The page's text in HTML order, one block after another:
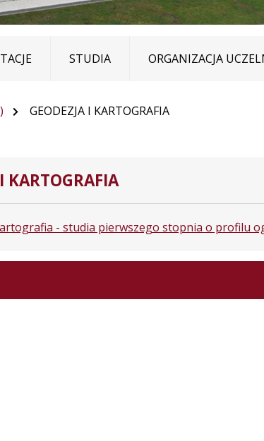
STUDIA ORGANIZACJA
GEODEZJA I KARTOGRAFIA
KARTOGRAFIA
- studia pierwszego stopnia o profilu